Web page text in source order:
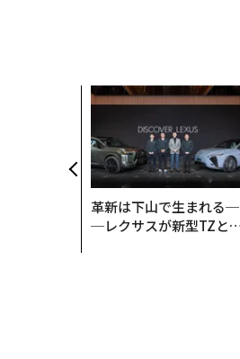
革新は下山で生まれる─
─レクサスが新型TZとE